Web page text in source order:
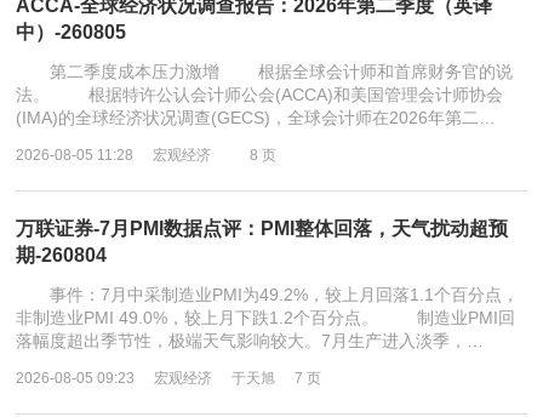
ACCA-全球经济状况调查报告：2026年第二季度（英译
中）-260805
第二季度成本压力激增 根据全球会计师和首席财务官的说
法。 根据特许公认会计师公会(ACCA)和美国管理会计师协会
(IMA)的全球经济状况调查(GECS)，全球会计师在2026年第二…
2026-08-05 11:28 宏观经济 8 页
万联证券-7月PMI数据点评：PMI整体回落，天气扰动超预
期-260804
事件：7月中采制造业PMI为49.2%，较上月回落1.1个百分点，
非制造业PMI 49.0%，较上月下跌1.2个百分点。 制造业PMI回
落幅度超出季节性，极端天气影响较大。7月生产进入淡季，…
2026-08-05 09:23 宏观经济 于天旭 7 页